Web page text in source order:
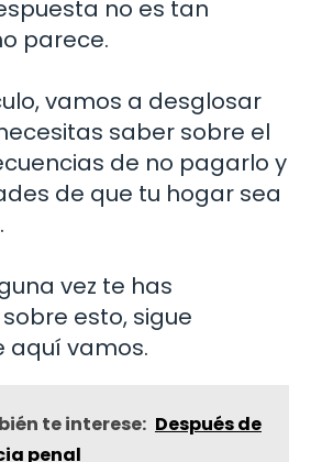
no es tan
parece.
vamos a desglosar
saber sobre el
de no pagarlo y
de que tu hogar sea
vez te has
esto, sigue
aquí vamos.
te interese: Después de
penal